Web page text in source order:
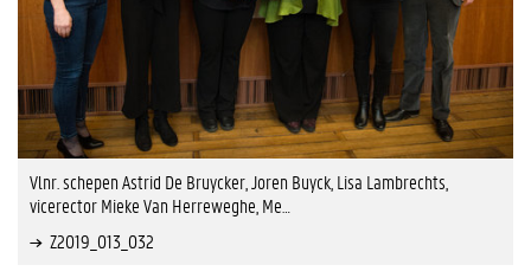
Vlnr. schepen Astrid De Bruycker, Joren Buyck, Lisa Lambrechts,
vicerector Mieke Van Herreweghe, Me…
Z2019_013_032